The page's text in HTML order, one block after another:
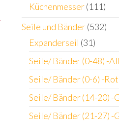
Küchenmesser (111)
Seile und Bänder (532)
Expanderseil (31)
Seile/ Bänder (0-48) -
Seile/ Bänder (0-6) -Rot
Seile/ Bänder (14-20) -
Seile/ Bänder (21-27) -